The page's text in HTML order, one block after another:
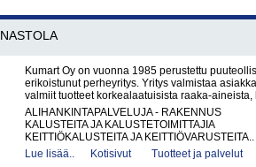
NASTOLA
Kumart Oy on vuonna 1985 perustettu
erikoistunut perheyritys. Yritys valmistaa
valmiit tuotteet korkealaatuisista raaka-aineista,
ALIHANKINTAPALVELUJA - RAKENNUS
KALUSTEITA JA KALUSTETOIMITTAJIA
KEITTIÖKALUSTEITA JA KEITTIÖVARUSTEITA..
Lue lisää..
Kotisivut Tuotteet ja palvelut